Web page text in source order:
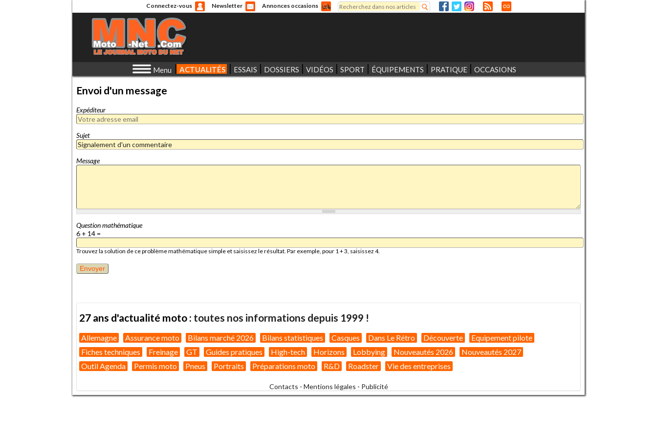
Connectez-vous Newsletter Annonces occasions
Formulaire de recherche
Rechercher
Menu ACTUALITÉS ESSAIS DOSSIERS VIDÉOS SPORT ÉQUIPEMENTS PRATIQUE OCCASIONS
Envoi d'un message
Expéditeur
Sujet
Message
Question mathématique
6 + 14 =
Trouvez la solution de ce problème mathématique simple et saisissez le résultat. Par exemple, pour 1 + 3, saisissez 4.
27 ans d'actualité moto : toutes nos informations depuis 1999 !
Allemagne Assurance moto Bilans marché 2026 Bilans statistiques Casques Dans Le Rétro Découverte
Equipement pilote
Fiches techniques
Freinage GT Guides pratiques High-tech Horizons Lobbying Nouveautés 2026
Nouveautés 2027
Outil Agenda
Permis moto Pneus Portraits Préparations moto R&D Roadster Vie des entreprises
Contacts - Mentions légales - Publicité